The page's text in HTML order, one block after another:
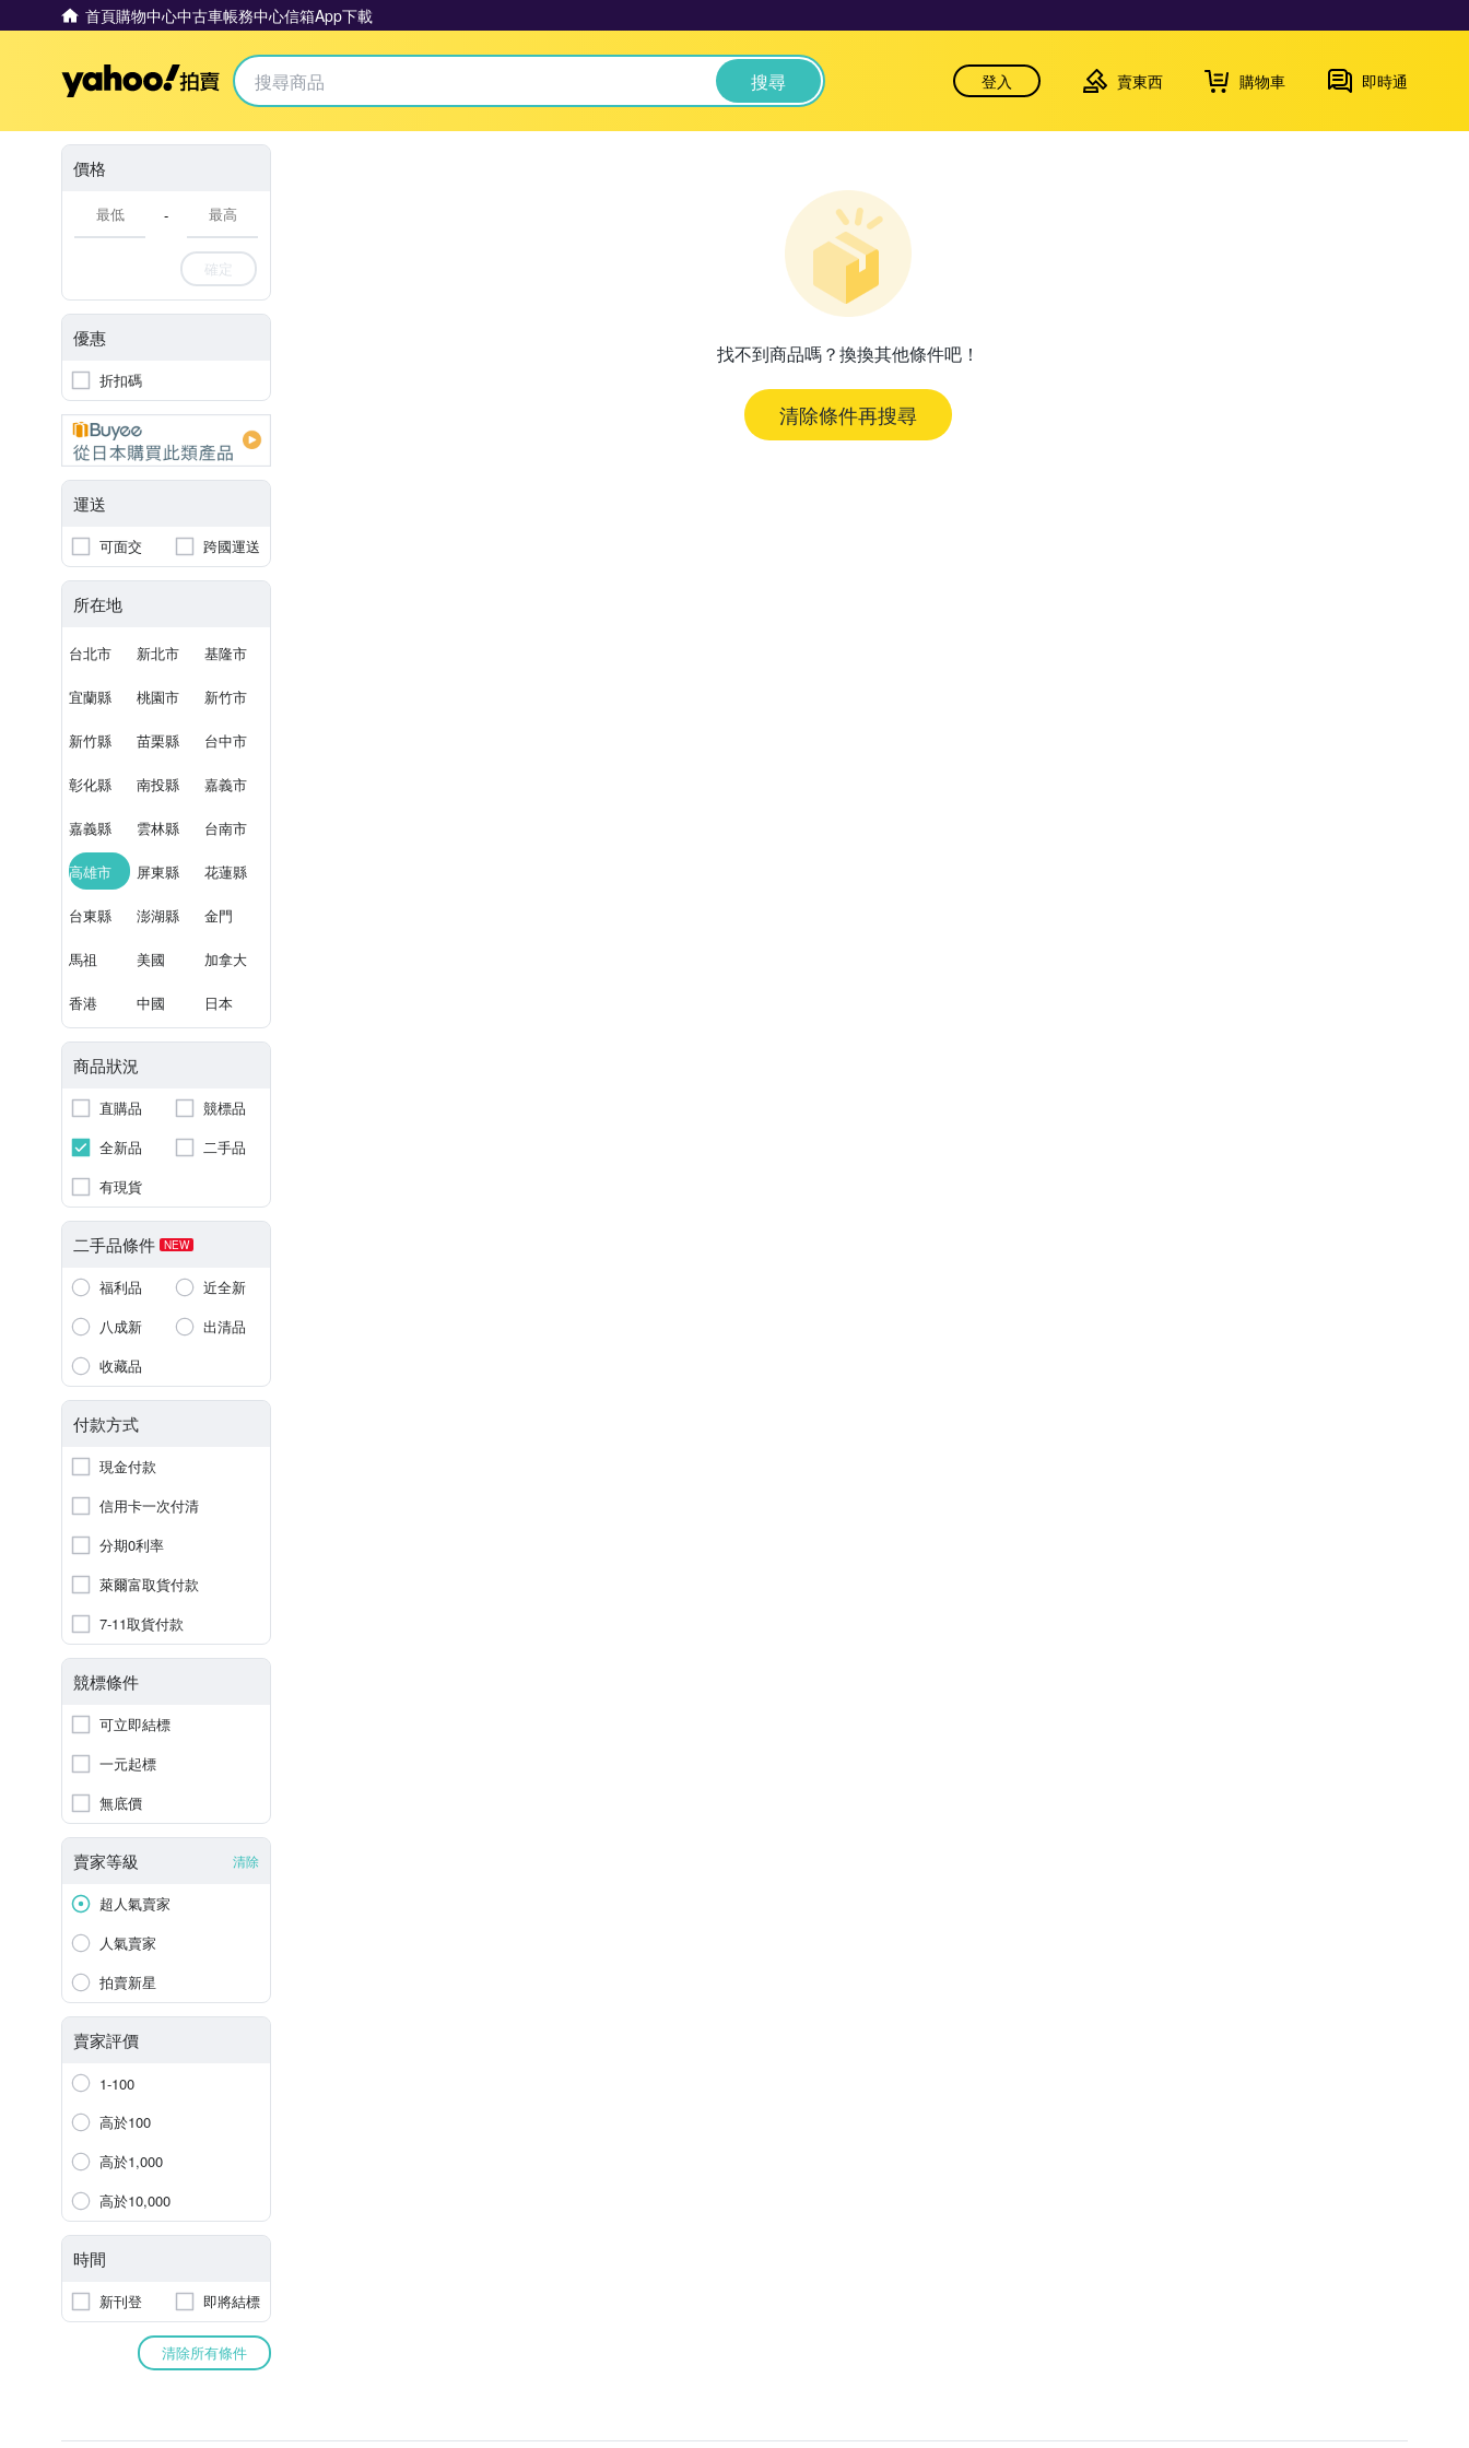
首頁購物中心中古車帳務中心信箱App下載
Yahoo拍賣 搜尋 登入 賣東西 購物車 即時通
價格
-
確定
優惠
折扣碼
運送
可面交 跨國運送
所在地
台北市 新北市 基隆市
宜蘭縣 桃園市 新竹市
新竹縣 苗栗縣 台中市
彰化縣 南投縣 嘉義市
嘉義縣 雲林縣 台南市
高雄市 屏東縣 花蓮縣
台東縣 澎湖縣 金門
馬祖 美國 加拿大
香港 中國 日本
商品狀況
直購品
競標品
全新品
二手品
有現貨
二手品條件 NEW
福利品
近全新
八成新
出清品
收藏品
付款方式
現金付款
信用卡一次付清
分期0利率
萊爾富取貨付款
7-11取貨付款
競標條件
可立即結標
一元起標
無底價
賣家等級 清除
超人氣賣家
人氣賣家
拍賣新星
賣家評價
1-100
高於100
高於1,000
高於10,000
時間
新刊登 即將結標
清除所有條件
找不到商品嗎？換換其他條件吧！
清除條件再搜尋